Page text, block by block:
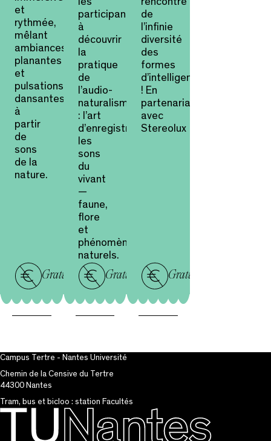
et
rythmée,
mêlant
ambiances
planantes
et
pulsations
dansantes
à
partir
de
sons
de la
nature.
Gratuit
participant·es
à
découvrir
la
pratique
de
l’audio-
naturalisme
: l’art
d’enregistrer
les
sons
du
vivant
—
faune,
flore
et
phénomènes
naturels.
Gratuit
de
l’infinie
diversité
des
formes
d’intelligence
! En
partenariat
avec
Stereolux
Gratuit
Campus Tertre - Nantes Université
Chemin de la Censive du Tertre
44300 Nantes
Tram, bus et bicloo : station Facultés